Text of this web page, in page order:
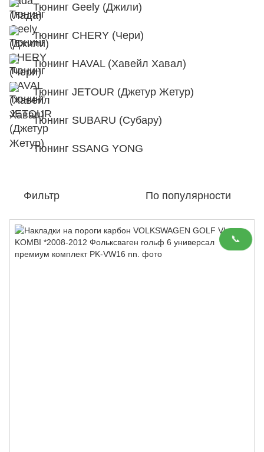
📞
Тюнинг Geely (Джили)
Тюнинг CHERY (Чери)
Тюнинг HAVAL (Хавейл Хавал)
Тюнинг JETOUR (Джетур Жетур)
Тюнинг SUBARU (Субару)
Тюнинг SSANG YONG
Фильтр По популярности